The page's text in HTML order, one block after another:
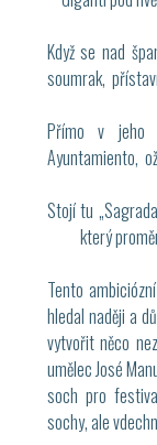
Když se nad
soumrak,
Přímo v jeho
Ayuntamiento,
Stojí tu
který
Tento
hledal naději a
vytvořit něco
umělec José
soch pro
sochy, ale